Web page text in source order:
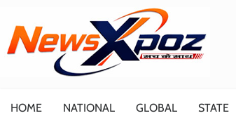
content
HOME NATIONAL GLOBAL STATE